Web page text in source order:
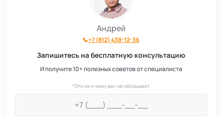
Андрей
+7 (812) 438-12-36
Запишитесь на бесплатную консультацию
И получите 10+ полезных советов от специалиста
*Это ни к чему вас не обязывает